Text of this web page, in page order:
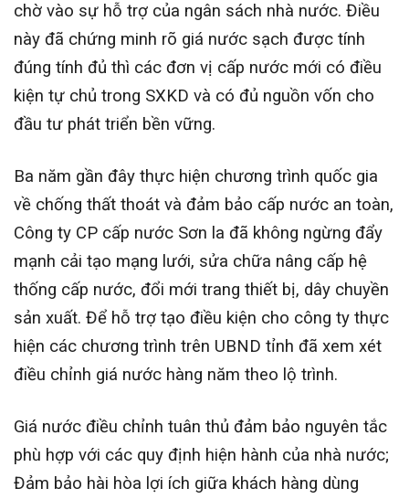
chờ vào sự hỗ trợ của ngân sách nhà nước. Điều
này đã chứng minh rõ giá nước sạch được tính
đúng tính đủ thì các đơn vị cấp nước mới có điều
kiện tự chủ trong SXKD và có đủ nguồn vốn cho
đầu tư phát triển bền vững.
Ba năm gần đây thực hiện chương trình quốc gia
về chống thất thoát và đảm bảo cấp nước an toàn,
Công ty CP cấp nước Sơn la đã không ngừng đẩy
mạnh cải tạo mạng lưới, sửa chữa nâng cấp hệ
thống cấp nước, đổi mới trang thiết bị, dây chuyền
sản xuất. Để hỗ trợ tạo điều kiện cho công ty thực
hiện các chương trình trên UBND tỉnh đã xem xét
điều chỉnh giá nước hàng năm theo lộ trình.
Giá nước điều chỉnh tuân thủ đảm bảo nguyên tắc
phù hợp với các quy định hiện hành của nhà nước;
Đảm bảo hài hòa lợi ích giữa khách hàng dùng